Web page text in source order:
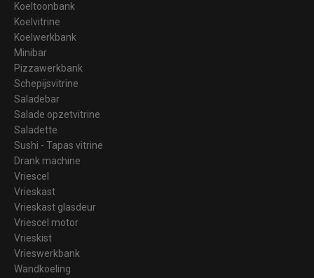
Koeltoonbank
Koelvitrine
Koelwerkbank
Minibar
Pizzawerkbank
Schepijsvitrine
Saladebar
Salade opzetvitrine
Saladette
Sushi - Tapas vitrine
Drank machine
Vriescel
Vrieskast
Vrieskast glasdeur
Vriescel motor
Vrieskist
Vrieswerkbank
Wandkoeling